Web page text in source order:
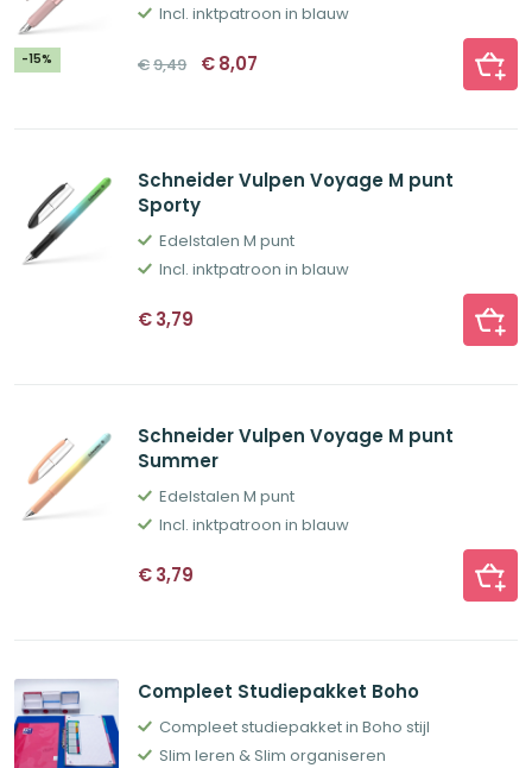
-15%
Incl. inktpatroon in blauw
€9,49 Oorspronkelijke
prijs
€8,07
Schneider Vulpen Voyage M punt
Sporty
Edelstalen M punt
Incl. inktpatroon in blauw
€3,79
Schneider Vulpen Voyage M punt
Summer
Edelstalen M punt
Incl. inktpatroon in blauw
€3,79
Compleet Studiepakket Boho
Compleet studiepakket in Boho stijl
Slim leren & Slim organiseren